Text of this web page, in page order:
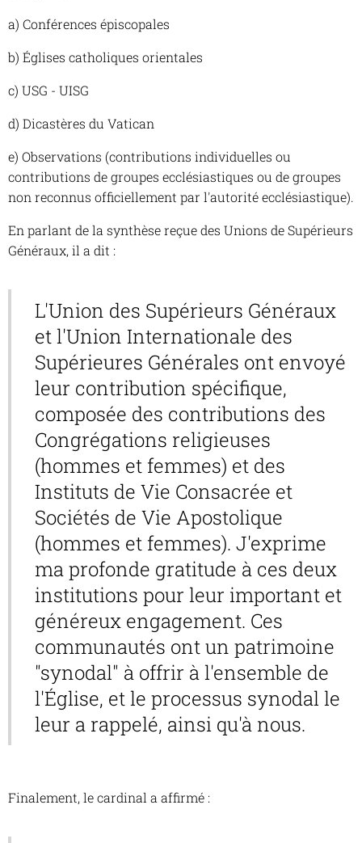
a) Conférences épiscopales
b) Églises catholiques orientales
c) USG - UISG
d) Dicastères du Vatican
e) Observations (contributions individuelles ou
contributions de groupes ecclésiastiques ou de groupes
non reconnus officiellement par l'autorité ecclésiastique).
En parlant de la synthèse reçue des Unions de Supérieurs
Généraux, il a dit :
L'Union des Supérieurs Généraux
et l'Union Internationale des
Supérieures Générales ont envoyé
leur contribution spécifique,
composée des contributions des
Congrégations religieuses
(hommes et femmes) et des
Instituts de Vie Consacrée et
Sociétés de Vie Apostolique
(hommes et femmes). J'exprime
ma profonde gratitude à ces deux
institutions pour leur important et
généreux engagement. Ces
communautés ont un patrimoine
"synodal" à offrir à l'ensemble de
l'Église, et le processus synodal le
leur a rappelé, ainsi qu'à nous.
Finalement, le cardinal a affirmé :